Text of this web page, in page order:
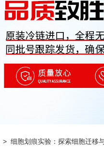
> 细胞划痕实验：探索细胞迁移